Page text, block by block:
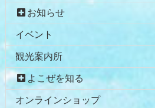
文
先
へ
戻
へ
る
お知らせ
イベント
観光案内所
よこぜを知る
オンラインショップ